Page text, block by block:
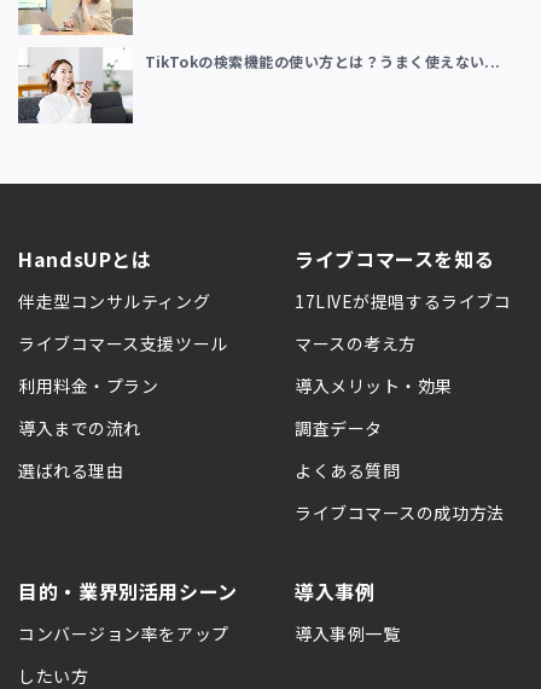
TikTokの検索機能の使い方とは？うまく使えない...
HandsUPとは
伴走型コンサルティング
ライブコマース支援ツール
利用料金・プラン
導入までの流れ
選ばれる理由
ライブコマースを知る
17LIVEが提唱するライブコ
マースの考え方
導入メリット・効果
調査データ
よくある質問
ライブコマースの成功方法
目的・業界別活用シーン
コンバージョン率をアップ
したい方
導入事例
導入事例一覧